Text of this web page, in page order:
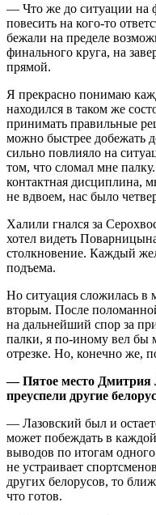
— Что же до ситуации на
повесить на кого-то
бежали на пределе
финального круга, на
прямой.
Я прекрасно понимаю
находился в таком же
принимать правильные
можно быстрее добежать
сильно повлияло на
том, что сломал мне
контактная дисциплина,
не вдвоем, нас было
Халили гнался за
хотел видеть
столкновение. Каждый
подъема.
Но ситуация сложилась
вторым. После
на дальнейший спор за
палки, я по-иному вел бы
отрезке. Но, конечно же,
— Пятое место Дмитрия
преуспели другие
— Лазовский был и
может побеждать в
выводов по итогам одного
не устраивает
других белорусов, то
что готов.